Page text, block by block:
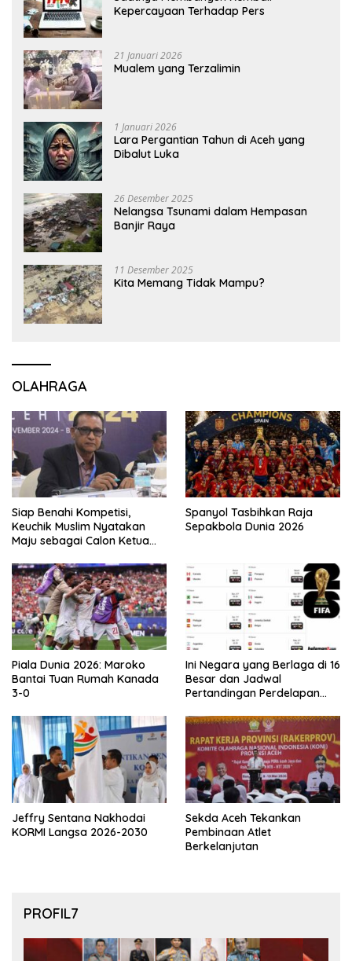
Kepercayaan Terhadap Pers
21 Januari 2026
Mualem yang Terzalimin
1 Januari 2026
Lara Pergantian Tahun di Aceh yang
Dibalut Luka
26 Desember 2025
Nelangsa Tsunami dalam Hempasan
Banjir Raya
11 Desember 2025
Kita Memang Tidak Mampu?
OLAHRAGA
Siap Benahi Kompetisi,
Keuchik Muslim Nyatakan
Maju sebagai Calon Ketua
Spanyol Tasbihkan Raja
Sepakbola Dunia 2026
Piala Dunia 2026: Maroko
Bantai Tuan Rumah Kanada
3-0
Ini Negara yang Berlaga di 16
Besar dan Jadwal
Pertandingan Perdelapan
Jeffry Sentana Nakhodai
KORMI Langsa 2026-2030
Sekda Aceh Tekankan
Pembinaan Atlet
Berkelanjutan
PROFIL7